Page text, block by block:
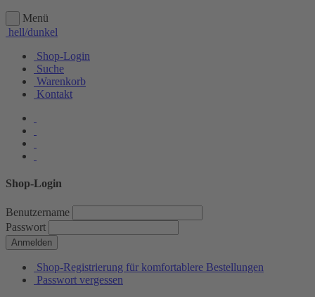
Menü
hell/dunkel
Shop-Login
Suche
Warenkorb
Kontakt
Shop-Login
Benutzername
Passwort
Anmelden
Shop-Registrierung für komfortablere Bestellungen
Passwort vergessen